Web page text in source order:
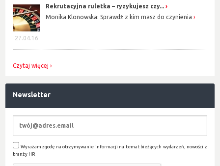
27.04.16
Rekrutacyjna ruletka – ryzykujesz czy...
Monika Klonowska: Sprawdź z kim masz do czynienia
Czytaj więcej
Newsletter
Wyrażam zgodę na otrzymywanie informacji na temat bieżących wydarzeń, nowości z
branży HR